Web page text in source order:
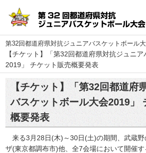
第32回都道府県対抗ジュニアバスケットボール
【チケット】「第32回都道府県対抗ジュニ
2019」 チケット販売概要発表
【チケット】「第32回都道府
バスケットボール大会2019」
概要発表
来る3月28日(木)～30日(土)の期間、武蔵野
ザ(東京都調布市)他、全7会場において開催